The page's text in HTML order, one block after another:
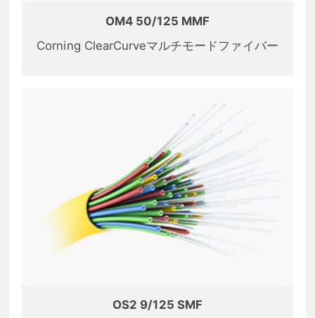
OM4 50/125 MMF
Corning ClearCurveマルチモードファイバー
OS2 9/125 SMF